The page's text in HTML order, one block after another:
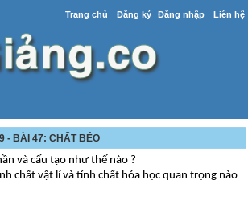
Trang chủ Đăng ký Đăng nhập Liên hệ
- BÀI 47: CHẤT BÉO
và cấu tạo như thế nào ?
chất vật lí và tính chất hóa học quan trọng nào